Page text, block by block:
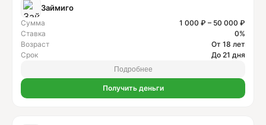
Займиго
Сумма
1 000 ₽ – 50 000 ₽
Ставка
0%
Возраст
От 18 лет
Срок
До 21 дня
Подробнее
Получить деньги